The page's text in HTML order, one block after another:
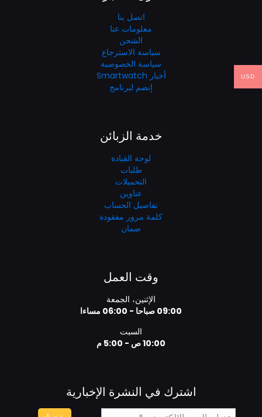
اتصل بنا
معلومات عنا
الشحن
سياسة الاسترجاع
سياسة الخصوصية
أخبار Smartwatch
إنضم لبرنامج
خدمة الزبائن
لوحة القيادة
طلبات
التحميلات
عناوين
تفاصيل الحساب
كلمة مرور مفقودة
ضمان
وقت العمل
الإثنين، الجمعة
09:00 صباحا - 06:00 مساءا
السبت
10:00 ص - 5:00 م
اشترك في النشرة الإخبارية
USD